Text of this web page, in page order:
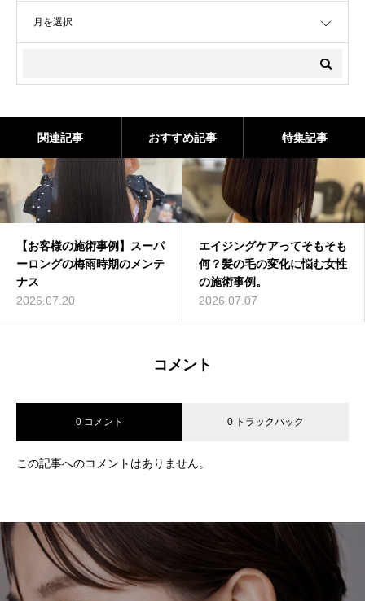
関連記事 おすすめ記事 特集記事
【お客様の施術事例】スーパ
ーロングの梅雨時期のメンテ
ナス
2026.07.20
エイジングケアってそもそも
何？髪の毛の変化に悩む女性
の施術事例。
2026.07.07
コメント
0 コメント 0 トラックバック
この記事へのコメントはありません。